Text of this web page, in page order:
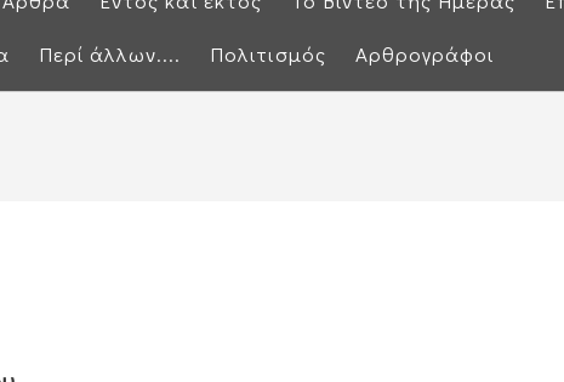
Περί άλλων.... Πολιτισμός Αρθρογράφοι